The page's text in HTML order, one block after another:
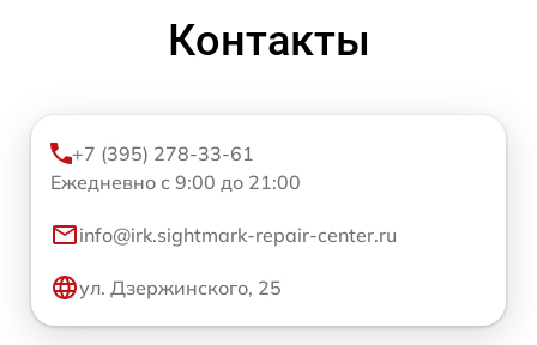
Контакты
+7 (395) 278-33-61
Ежедневно с 9:00 до 21:00
info@irk.sightmark-repair-center.ru
ул. Дзержинского, 25